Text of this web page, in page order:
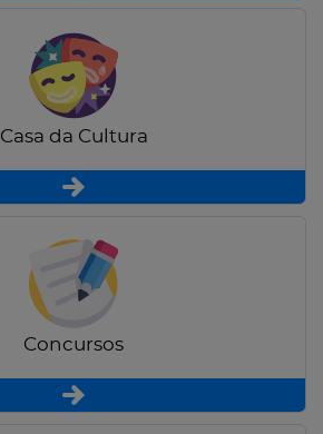
Casa da Cultura
Concursos